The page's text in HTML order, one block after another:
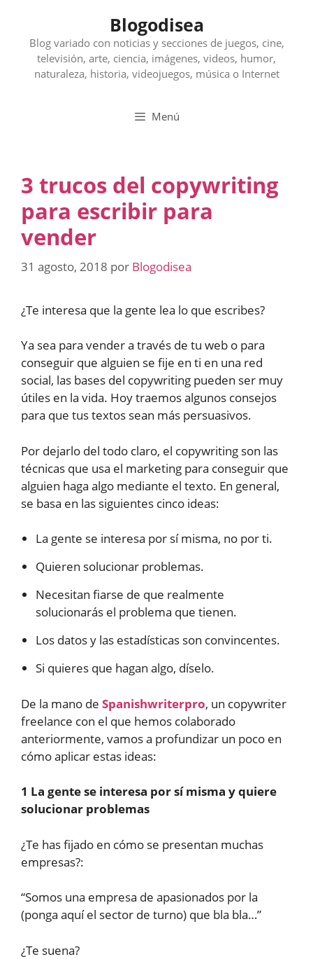
contenido
Blogodisea
Blog variado con noticias y secciones de juegos, cine,
televisión, arte, ciencia, imágenes, videos, humor,
naturaleza, historia, videojuegos, música o Internet
Menú
3 trucos del copywriting
para escribir para
vender
31 agosto, 2018 por Blogodisea
¿Te interesa que la gente lea lo que escribes?
Ya sea para vender a través de tu web o para
conseguir que alguien se fije en ti en una red
social, las bases del copywriting pueden ser muy
útiles en la vida. Hoy traemos algunos consejos
para que tus textos sean más persuasivos.
Por dejarlo del todo claro, el copywriting son las
técnicas que usa el marketing para conseguir que
alguien haga algo mediante el texto. En general,
se basa en las siguientes cinco ideas:
La gente se interesa por sí misma, no por ti.
Quieren solucionar problemas.
Necesitan fiarse de que realmente
solucionarás el problema que tienen.
Los datos y las estadísticas son convincentes.
Si quieres que hagan algo, díselo.
De la mano de Spanishwriterpro, un copywriter
freelance con el que hemos colaborado
anteriormente, vamos a profundizar un poco en
cómo aplicar estas ideas:
1 La gente se interesa por sí misma y quiere
solucionar problemas
¿Te has fijado en cómo se presentan muchas
empresas?:
“Somos una empresa de apasionados por la
(ponga aquí el sector de turno) que bla bla…”
¿Te suena?